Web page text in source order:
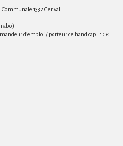
1332 Genval
abo)
d’emploi / porteur de handicap : 10€